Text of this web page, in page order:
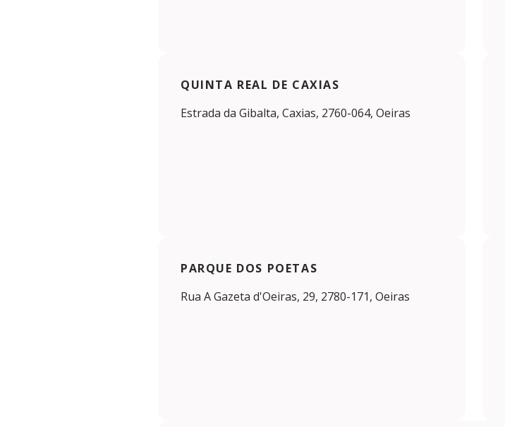
QUINTA REAL DE CAXIAS
Estrada da Gibalta, Caxias, 2760-064, Oeiras
PARQUE DOS POETAS
Rua A Gazeta d'Oeiras, 29, 2780-171, Oeiras